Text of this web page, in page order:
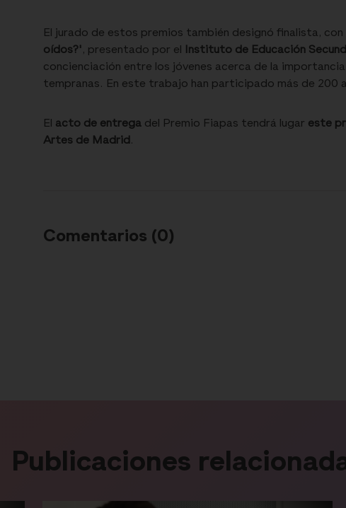
El jurado de estos premios también designó finalista,
oídos?', presentado por el Instituto de Educación
concienciación entre los jóvenes acerca de la
tempranas. En este trabajo han participado más de 200
El acto de entrega del Premio Fiapas tendrá lugar este
Artes de Madrid .
Comentarios (0)
Publicaciones